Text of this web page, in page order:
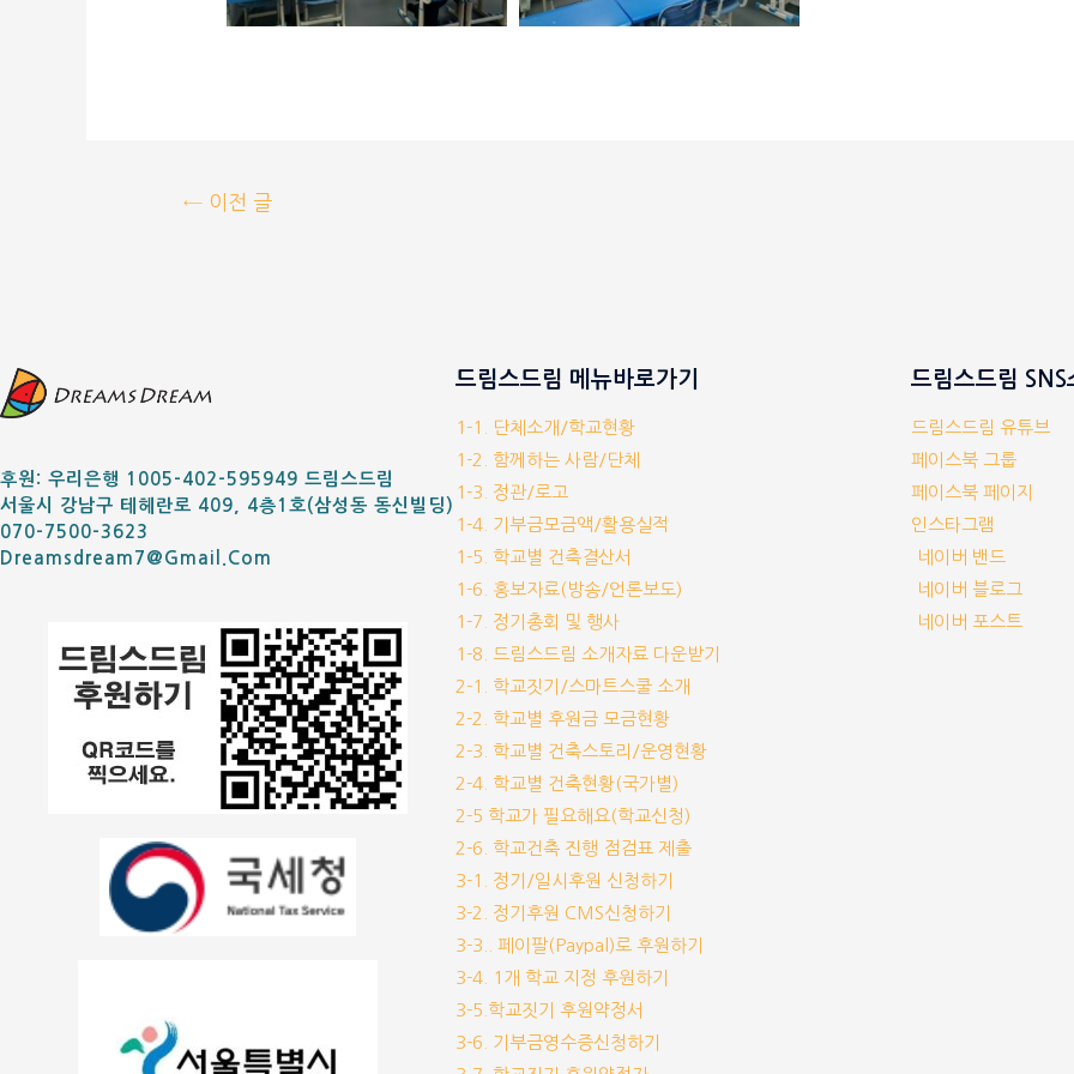
←이전 글
후원: 우리은행 1005-402-595949 드림스드림
서울시 강남구 테헤란로 409, 4층1호(삼성동 동신빌딩)
070-7500-3623
Dreamsdream7@gmail.com
드림스드림 메뉴바로가기
1-1. 단체소개/학교현황
1-2. 함께하는 사람/단체
1-3. 정관/로고
1-4. 기부금모금액/활용실적
1-5. 학교별 건축결산서
1-6. 홍보자료(방송/언론보도)
1-7. 정기총회 및 행사
1-8. 드림스드림 소개자료 다운받기
2-1. 학교짓기/스마트스쿨 소개
2-2. 학교별 후원금 모금현황
2-3. 학교별 건축스토리/운영현황
2-4. 학교별 건축현황(국가별)
2-5 학교가 필요해요(학교신청)
2-6. 학교건축 진행 점검표 제출
3-1. 정기/일시후원 신청하기
3-2. 정기후원 CMS신청하기
3-3.. 페이팔(Paypal)로 후원하기
3-4. 1개 학교 지정 후원하기
3-5.학교짓기 후원약정서
3-6. 기부금영수증신청하기
드림스드림 SNS
드림스드림 유튜브
페이스북 그룹
페이스북 페이지
인스타그램
네이버 밴드
네이버 블로그
네이버 포스트